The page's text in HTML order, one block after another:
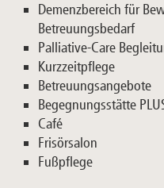
Demenzbereich für
Betreuungsbedarf
Palliative-Care
Kurzzeitpflege
Betreuungsangebote
Begegnungsstätte
Café
Frisörsalon
Fußpflege